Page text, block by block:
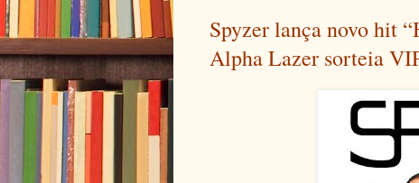
Spyzer lança novo hit
Alpha Lazer sorteia